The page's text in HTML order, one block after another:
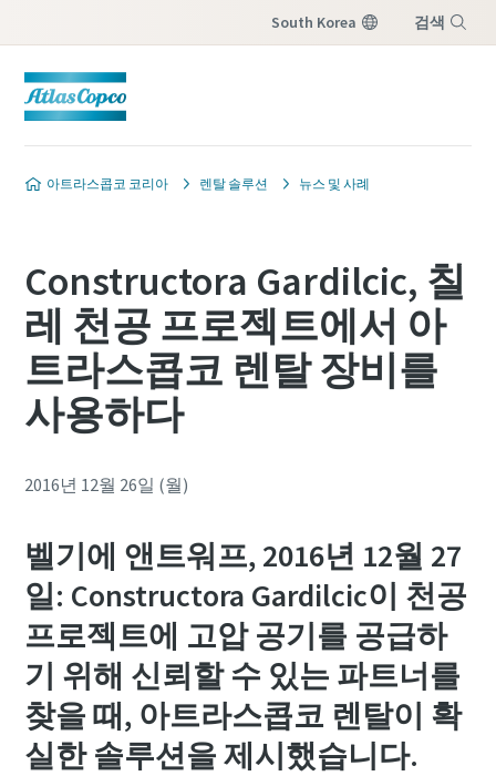
South Korea 검색
아트라스콥코 코리아 렌탈 솔루션 뉴스 및 사례
Constructora Gardilcic, 칠
레 천공 프로젝트에서 아
트라스콥코 렌탈 장비를
사용하다
2016년 12월 26일 (월)
벨기에 앤트워프, 2016년 12월 27
일: Constructora Gardilcic이 천공
프로젝트에 고압 공기를 공급하
기 위해 신뢰할 수 있는 파트너를
찾을 때, 아트라스콥코 렌탈이 확
실한 솔루션을 제시했습니다.